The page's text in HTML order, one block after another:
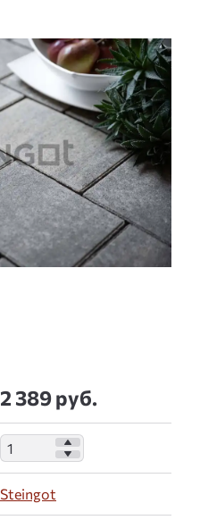
2 389 руб.
Steingot